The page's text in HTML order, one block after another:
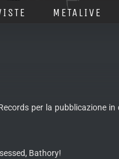
METALIVE
per la pubblicazione in
Bathory!